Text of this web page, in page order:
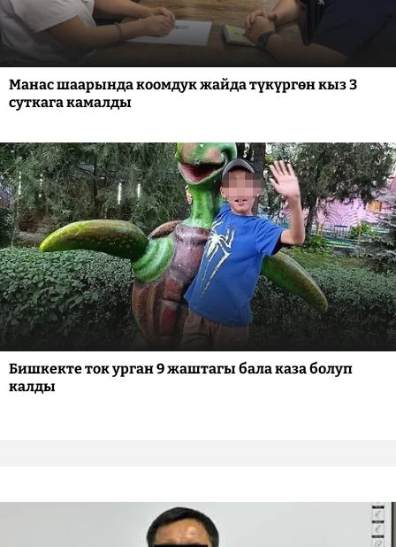
Манас шаарында коомдук жайда түкүргөн кыз 3
суткага камалды
Бишкекте ток урган 9 жаштагы бала каза болуп
калды